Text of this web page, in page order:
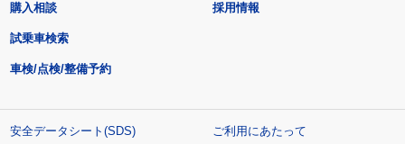
購入相談
試乗車検索
車検/点検/整備予約
採用情報
安全データシート(SDS)
ご利用にあたって